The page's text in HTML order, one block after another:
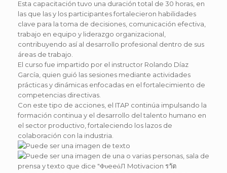
Esta capacitación tuvo una duración total de 30 horas, en
las que las y los participantes fortalecieron habilidades
clave para la toma de decisiones, comunicación efectiva,
trabajo en equipo y liderazgo organizacional,
contribuyendo así al desarrollo profesional dentro de sus
áreas de trabajo.
El curso fue impartido por el instructor Rolando Díaz
García, quien guió las sesiones mediante actividades
prácticas y dinámicas enfocadas en el fortalecimiento de
competencias directivas.
Con este tipo de acciones, el ITAP continúa impulsando la
formación continua y el desarrollo del talento humano en
el sector productivo, fortaleciendo los lazos de
colaboración con la industria.